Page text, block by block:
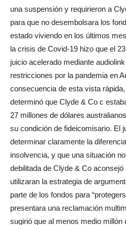
una suspensión y requirieron a
para que no desembolsara los
estado viviendo en los últimos
la crisis de Covid-19 hizo que el
juicio acelerado mediante
restricciones por la pandemia en
consecuencia de esta vista
determinó que Clyde & Co c
27 millones de dólares
su condición de fideicomisario. El
determinar claramente la
insolvencia, y que una situación
debilitada de Clyde & Co
utilizaran la estrategia de
parte de los fondos para
presentara una reclamación
sugirió que al menos medio millón